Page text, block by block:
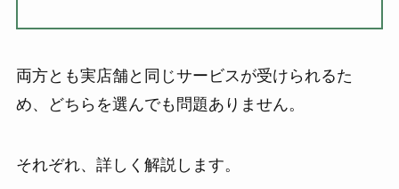
両方とも実店舗と同じサービスが受けられるた
め、どちらを選んでも問題ありません。
それぞれ、詳しく解説します。